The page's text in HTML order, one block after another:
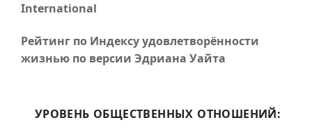
International
Рейтинг по Индексу удовлетворённости
жизнью по версии Эдриана Уайта
УРОВЕНЬ ОБЩЕСТВЕННЫХ ОТНОШЕНИЙ: